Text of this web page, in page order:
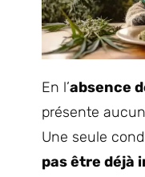
En l’absence
présente
Une seule
pas être déjà